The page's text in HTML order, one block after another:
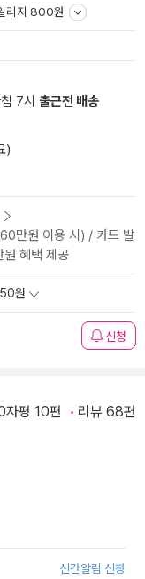
리지 800원
7시 출근전 배송
)
만원 이용 시) / 카드 발
원 혜택 제공
원
신청
자평 10편 리뷰 68편
신간알림 신청